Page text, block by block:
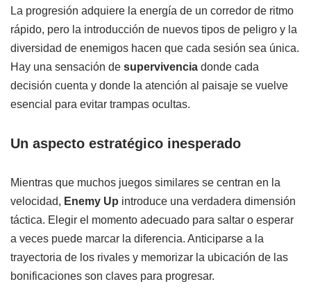
La progresión adquiere la energía de un corredor de ritmo
rápido, pero la introducción de nuevos tipos de peligro y la
diversidad de enemigos hacen que cada sesión sea única.
Hay una sensación de supervivencia donde cada
decisión cuenta y donde la atención al paisaje se vuelve
esencial para evitar trampas ocultas.
Un aspecto estratégico inesperado
Mientras que muchos juegos similares se centran en la
velocidad, Enemy Up introduce una verdadera dimensión
táctica. Elegir el momento adecuado para saltar o esperar
a veces puede marcar la diferencia. Anticiparse a la
trayectoria de los rivales y memorizar la ubicación de las
bonificaciones son claves para progresar.